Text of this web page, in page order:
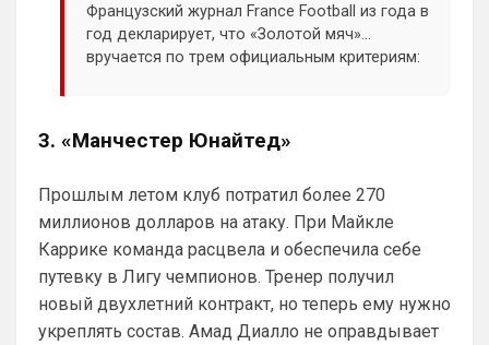
Французский журнал France Football из года в
год декларирует, что «Золотой мяч»
вручается по трем официальным критериям:
журналистов должно охватывать весь
или эмоции одного яркого месяца.
3. «Манчестер Юнайтед»
Прошлым летом клуб потратил более 270
миллионов долларов на атаку. При Майкле
Каррике команда расцвела и обеспечила себе
путевку в Лигу чемпионов. Тренер получил
новый двухлетний контракт, но теперь ему нужно
укреплять состав. Амад Диалло не оправдывает
Аристократ• 20:26
Ответ для Канонир
Приезжайте к нам на базу , трофеи
большие посмотрите , на игроков
только Хаверц😁
Отмечу сразу, что мы тоже через это
прошли, ужасное время было
трансферов, после Венгера, но и сейчас
нет надежды, что все удержится, уж